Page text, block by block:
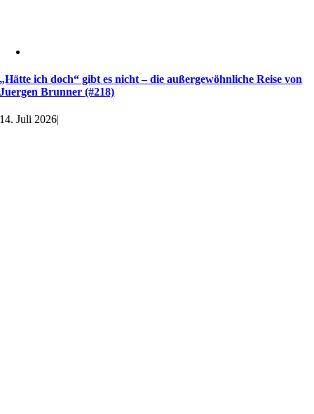
„Hätte ich doch“ gibt es nicht – die außergewöhnliche Reise von
Juergen Brunner (#218)
14. Juli 2026|